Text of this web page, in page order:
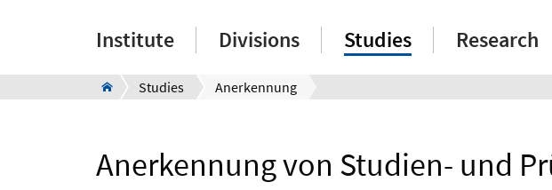
Institute Divisions Studies Research
Studies Anerkennung
Anerkennung von Studien- und